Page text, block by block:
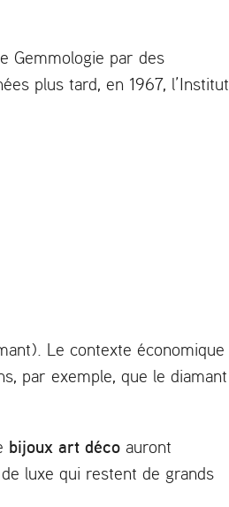
Gemmologie par des
plus tard, en 1967, l’Institut
Le contexte économique
par exemple, que le diamant
bijoux art déco auront
luxe qui restent de grands